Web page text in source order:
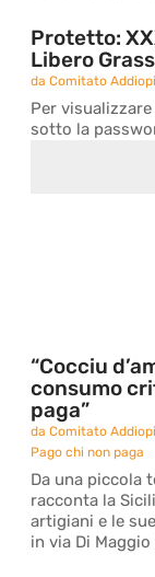
Protetto:
Libero
daComitato
Per
sotto la
“Cocciu
consumo
paga”
daComitato
Pago chi non paga
Da una piccola
racconta la
artigiani e le
in via Di Maggio